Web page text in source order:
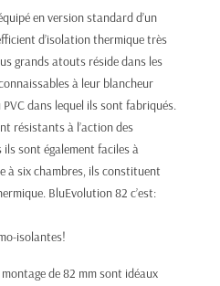
en version standard d’un
d’isolation thermique très
grands atouts réside dans les
à leur blancheur
dans lequel ils sont fabriqués.
résistants à l’action des
sont également faciles à
à six chambres, ils constituent
BluEvolution 82 c’est:
isolantes!
de 82 mm sont idéaux